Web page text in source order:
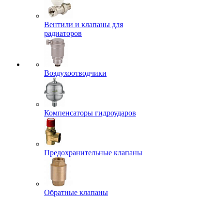
Вентили и клапаны для
радиаторов
Воздухоотводчики
Компенсаторы гидроударов
Предохранительные клапаны
Обратные клапаны